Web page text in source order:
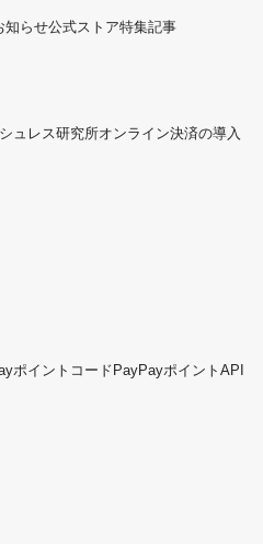
知らせ公式ストア特集記事
ュレス研究所オンライン決済の導入
ポイントコードPayPayポイントAPI